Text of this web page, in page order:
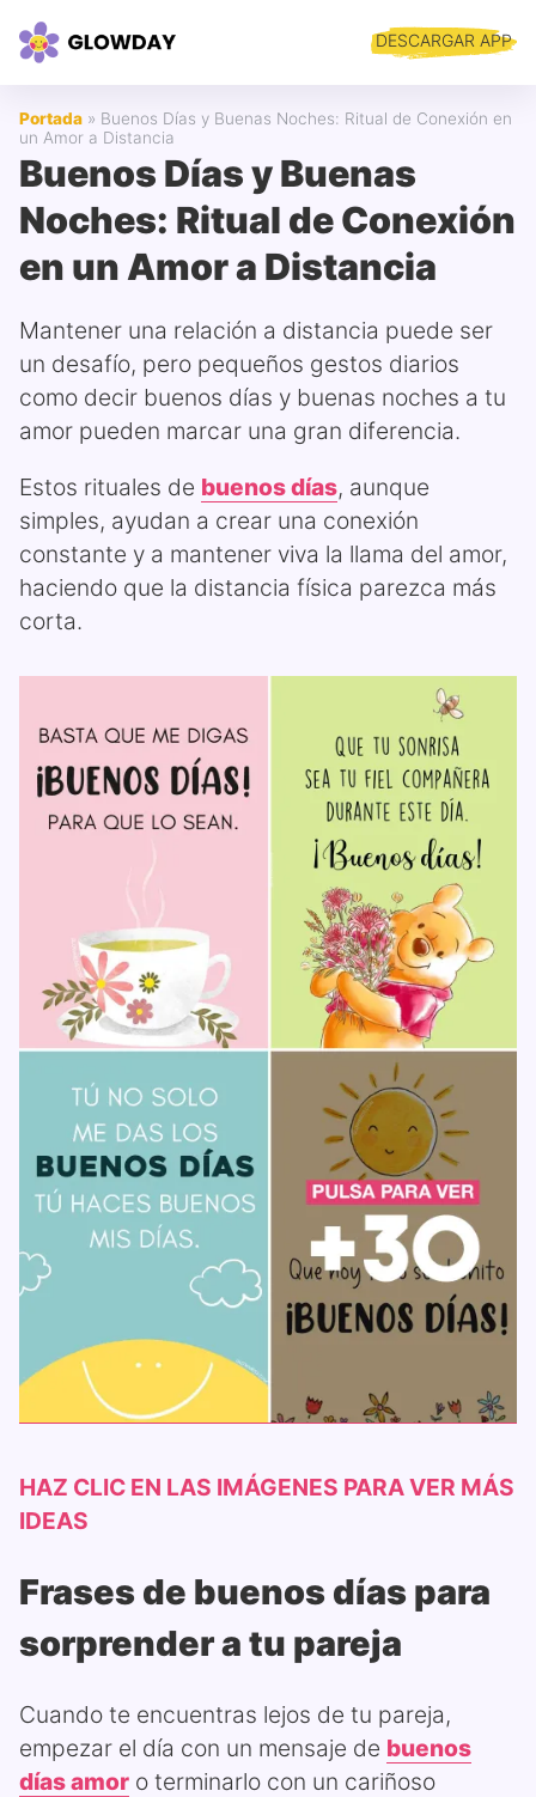
DESCARGAR APP
Portada » Buenos Días y Buenas Noches: Ritual de Conexión en
un Amor a Distancia
Buenos Días y Buenas
Noches: Ritual de Conexión
en un Amor a Distancia
Mantener una relación a distancia puede ser
un desafío, pero pequeños gestos diarios
como decir buenos días y buenas noches a tu
amor pueden marcar una gran diferencia.
Estos rituales de buenos días, aunque
simples, ayudan a crear una conexión
constante y a mantener viva la llama del amor,
haciendo que la distancia física parezca más
corta.
HAZ CLIC EN LAS IMÁGENES PARA VER MÁS
IDEAS
Frases de buenos días para
sorprender a tu pareja
Cuando te encuentras lejos de tu pareja,
empezar el día con un mensaje de buenos
días amor o terminarlo con un cariñoso